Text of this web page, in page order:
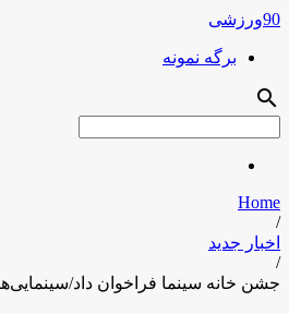
90ورزشی
برگه نمونه
search
Home
/
اخبار جدید
/
جشن خانه سینما فراخوان داد/